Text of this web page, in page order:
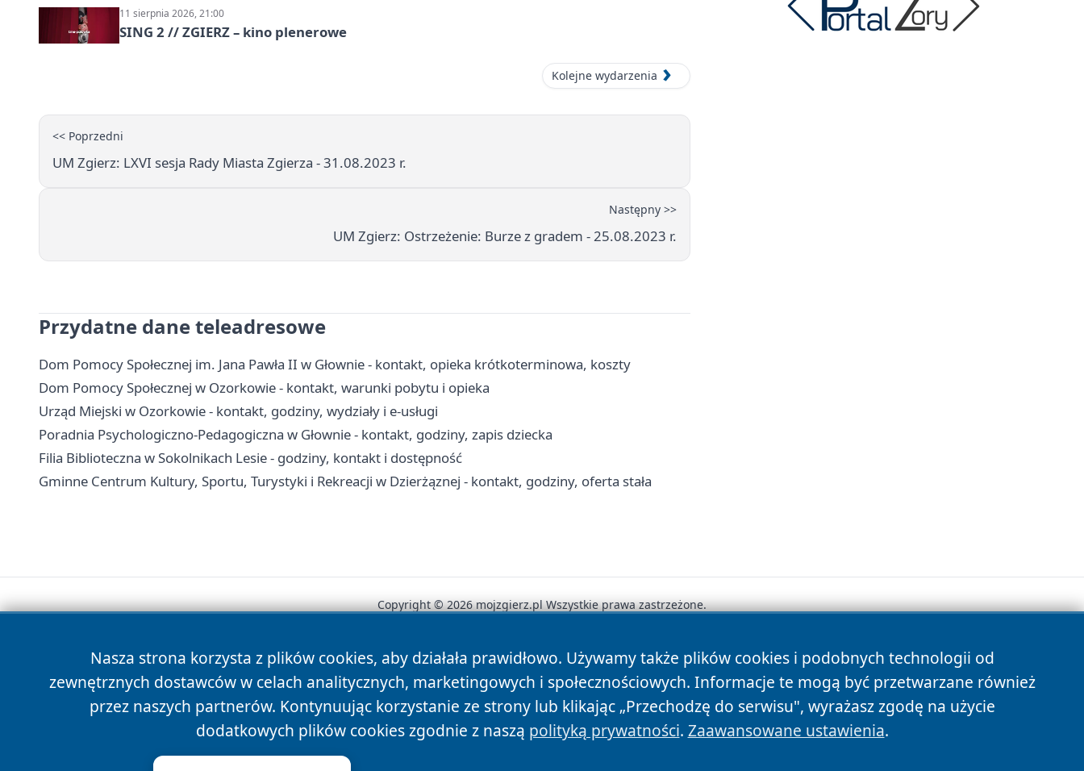
11 sierpnia 2026, 21:00
SING 2 // ZGIERZ – kino plenerowe
Kolejne wydarzenia
<< Poprzedni
UM Zgierz: LXVI sesja Rady Miasta Zgierza - 31.08.2023 r.
Następny >>
UM Zgierz: Ostrzeżenie: Burze z gradem - 25.08.2023 r.
Przydatne dane teleadresowe
Dom Pomocy Społecznej im. Jana Pawła II w Głownie - kontakt, opieka krótkoterminowa, koszty
Dom Pomocy Społecznej w Ozorkowie - kontakt, warunki pobytu i opieka
Urząd Miejski w Ozorkowie - kontakt, godziny, wydziały i e-usługi
Poradnia Psychologiczno-Pedagogiczna w Głownie - kontakt, godziny, zapis dziecka
Filia Biblioteczna w Sokolnikach Lesie - godziny, kontakt i dostępność
Gminne Centrum Kultury, Sportu, Turystyki i Rekreacji w Dzierżąznej - kontakt, godziny, oferta stała
Nasza strona korzysta z plików cookies, aby działała prawidłowo. Używamy także plików cookies i podobnych technologii od
zewnętrznych dostawców w celach analitycznych, marketingowych i społecznościowych. Informacje te mogą być przetwarzane również
przez naszych partnerów. Kontynuując korzystanie ze strony lub klikając „Przechodzę do serwisu", wyrażasz zgodę na użycie
dodatkowych plików cookies zgodnie z naszą polityką prywatności. Zaawansowane ustawienia.
Copyright © 2026 mojzgierz.pl Wszystkie prawa zastrzeżone.
News Autorzy Polityka Prywatności Polityka Cookies